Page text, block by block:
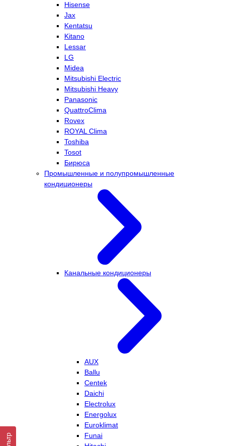
Hisense
Jax
Kentatsu
Kitano
Lessar
LG
Midea
Mitsubishi Electric
Mitsubishi Heavy
Panasonic
QuattroClima
Rovex
ROYAL Clima
Toshiba
Tosot
Бирюса
Промышленные и полупромышленные
кондиционеры
Канальные кондиционеры
AUX
Ballu
Centek
Daichi
Electrolux
Energolux
Euroklimat
Funai